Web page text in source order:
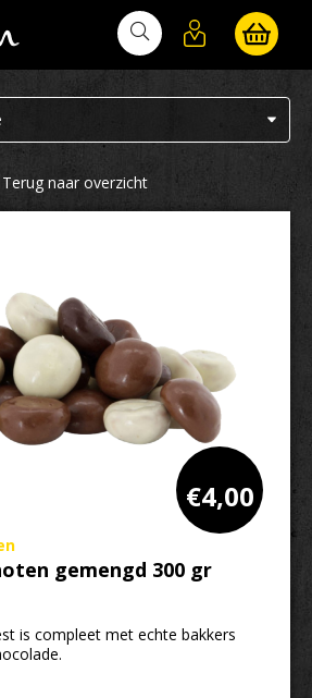
Terug naar overzicht
gemengd 300 gr
€4,00
is compleet met echte bakkers